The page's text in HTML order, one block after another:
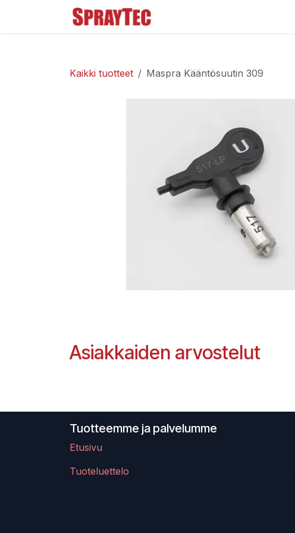
Kaikki tuotteet Maspra Kääntösuutin 309
Asiakkaiden arvostelut
Tuotteemme ja palvelumme
Etusivu
Tuoteluettelo